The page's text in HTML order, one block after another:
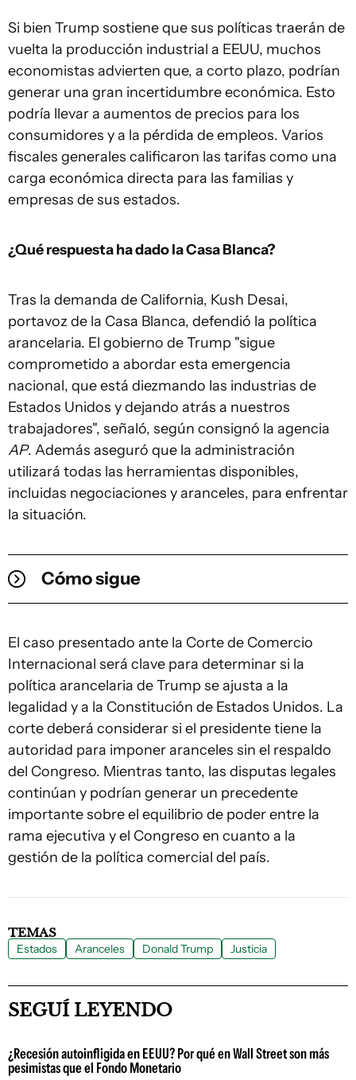
Si bien Trump sostiene que sus políticas traerán de
vuelta la producción industrial a EEUU, muchos
economistas advierten que, a corto plazo, podrían
generar una gran incertidumbre económica. Esto
podría llevar a aumentos de precios para los
consumidores y a la pérdida de empleos. Varios
fiscales generales calificaron las tarifas como una
carga económica directa para las familias y
empresas de sus estados.
¿Qué respuesta ha dado la Casa Blanca?
Tras la demanda de California, Kush Desai,
portavoz de la Casa Blanca, defendió la política
arancelaria. El gobierno de Trump "sigue
comprometido a abordar esta emergencia
nacional, que está diezmando las industrias de
Estados Unidos y dejando atrás a nuestros
trabajadores", señaló, según consignó la agencia
AP. Además aseguró que la administración
utilizará todas las herramientas disponibles,
incluidas negociaciones y aranceles, para enfrentar
la situación.
Cómo sigue
El caso presentado ante la Corte de Comercio
Internacional será clave para determinar si la
política arancelaria de Trump se ajusta a la
legalidad y a la Constitución de Estados Unidos. La
corte deberá considerar si el presidente tiene la
autoridad para imponer aranceles sin el respaldo
del Congreso. Mientras tanto, las disputas legales
continúan y podrían generar un precedente
importante sobre el equilibrio de poder entre la
rama ejecutiva y el Congreso en cuanto a la
gestión de la política comercial del país.
TEMAS
Estados Aranceles Donald Trump Justicia
SEGUÍ LEYENDO
¿Recesión autoinfligida en EEUU? Por qué en Wall Street son más
pesimistas que el Fondo Monetario